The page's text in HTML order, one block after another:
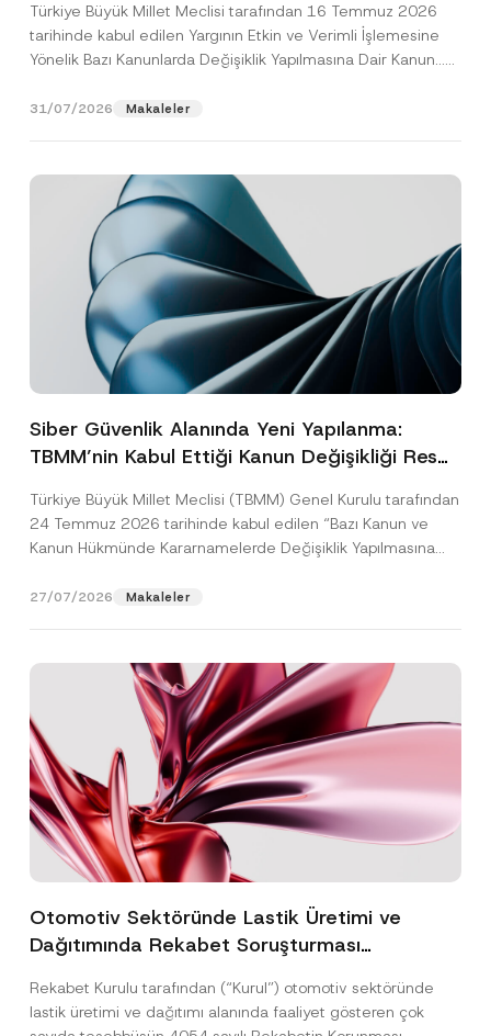
Türkiye Büyük Millet Meclisi tarafından 16 Temmuz 2026
tarihinde kabul edilen Yargının Etkin ve Verimli İşlemesine
Yönelik Bazı Kanunlarda Değişiklik Yapılmasına Dair Kanun...
31/07/2026 Makaleler
Siber Güvenlik Alanında Yeni Yapılanma:
TBMM’nin Kabul Ettiği Kanun Değişikliği Resmî
Türkiye Büyük Millet Meclisi (TBMM) Genel Kurulu tarafından
24 Temmuz 2026 tarihinde kabul edilen “Bazı Kanun ve
Kanun Hükmünde Kararnamelerde Değişiklik Yapılmasına
27/07/2026 Makaleler
Otomotiv Sektöründe Lastik Üretimi ve
Dağıtımında Rekabet Soruşturması
Cezasına Hükmedilmiştir
Rekabet Kurulu tarafından (“Kurul”) otomotiv sektöründe
lastik üretimi ve dağıtımı alanında faaliyet gösteren çok